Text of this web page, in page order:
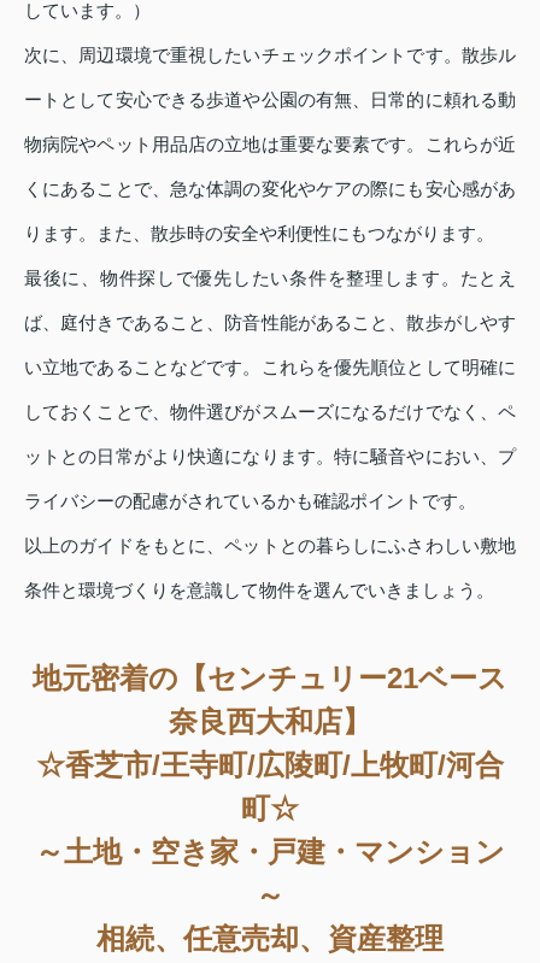
しています。）
次に、周辺環境で重視したいチェックポイントです。散歩ル
ートとして安心できる歩道や公園の有無、日常的に頼れる動
物病院やペット用品店の立地は重要な要素です。これらが近
くにあることで、急な体調の変化やケアの際にも安心感があ
ります。また、散歩時の安全や利便性にもつながります。
最後に、物件探しで優先したい条件を整理します。たとえ
ば、庭付きであること、防音性能があること、散歩がしやす
い立地であることなどです。これらを優先順位として明確に
しておくことで、物件選びがスムーズになるだけでなく、ペ
ットとの日常がより快適になります。特に騒音やにおい、プ
ライバシーの配慮がされているかも確認ポイントです。
以上のガイドをもとに、ペットとの暮らしにふさわしい敷地
条件と環境づくりを意識して物件を選んでいきましょう。
地元密着の【センチュリー21ベース
奈良西大和店】
☆香芝市/王寺町/広陵町/上牧町/河合
町☆
～土地・空き家・戸建・マンション
～
相続、任意売却、資産整理